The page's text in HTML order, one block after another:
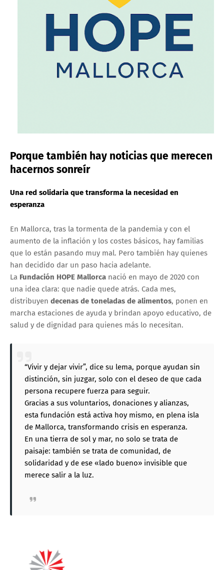
Porque también hay noticias que merecen
hacernos sonreír
Una red solidaria que transforma la necesidad en
esperanza
En Mallorca, tras la tormenta de la pandemia y con el
aumento de la inflación y los costes básicos, hay familias
que lo están pasando muy mal. Pero también hay quienes
han decidido dar un paso hacia adelante.
La Fundación HOPE Mallorca nació en mayo de 2020 con
una idea clara: que nadie quede atrás. Cada mes,
distribuyen decenas de toneladas de alimentos, ponen en
marcha estaciones de ayuda y brindan apoyo educativo, de
salud y de dignidad para quienes más lo necesitan.
“Vivir y dejar vivir”, dice su lema, porque ayudan sin
distinción, sin juzgar, solo con el deseo de que cada
persona recupere fuerza para seguir.
Gracias a sus voluntarios, donaciones y alianzas,
esta fundación está activa hoy mismo, en plena isla
de Mallorca, transformando crisis en esperanza.
En una tierra de sol y mar, no solo se trata de
paisaje: también se trata de comunidad, de
solidaridad y de ese «lado bueno» invisible que
merece salir a la luz.